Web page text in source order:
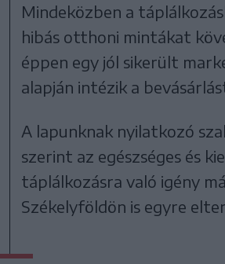
Mindeközben a
hibás otthoni mintákat
éppen egy jól sikerült
alapján intézik a
A lapunknak nyilatkozó
szerint az egészséges és
táplálkozásra való igény
Székelyföldön is egyre